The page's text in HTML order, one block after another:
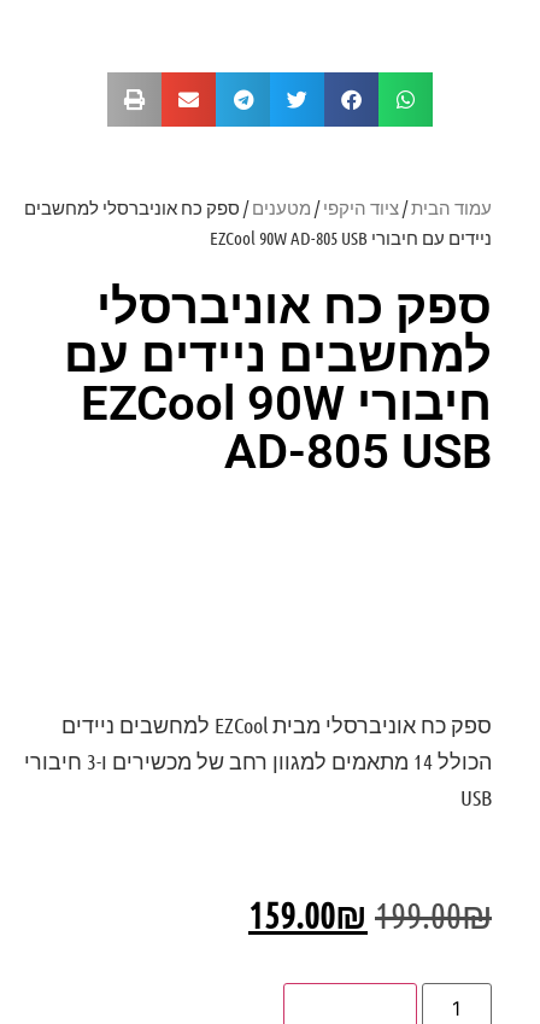
עמוד הבית/ ציוד היקפי/ מטענים/ ספק כח אוניברסלי למחשבים
ניידים עם חיבורי EZCool 90W AD-805 USB
ספק כח אוניברסלי
למחשבים ניידים עם
חיבורי EZCool 90W
AD-805 USB
ספק כח אוניברסלי מבית EZCool למחשבים ניידים
הכולל 14 מתאמים למגוון רחב של מכשירים ו-3 חיבורי
USB
199.00₪
159.00₪